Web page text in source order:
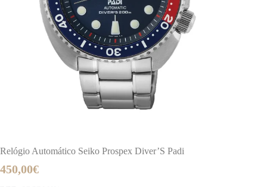
Relógio Automático Seiko Prospex Diver’S Padi
450,00€